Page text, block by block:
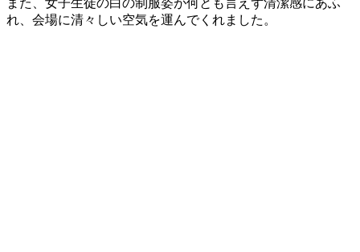
また、女子生徒の白の制服姿が何とも言えず清潔感にあふ
れ、会場に清々しい空気を運んでくれました。